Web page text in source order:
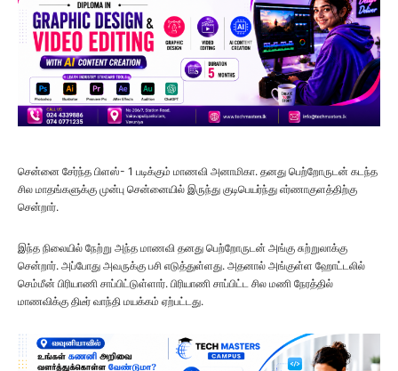
சென்னை சேர்ந்த பிளஸ்- 1 படிக்கும் மாணவி அனாமிகா. தனது பெற்றோருடன் கடந்த
சில மாதங்களுக்கு முன்பு சென்னையில் இருந்து குடிபெயர்ந்து எர்ணாகுளத்திற்கு
சென்றார்.
இந்த நிலையில் நேற்று அந்த மாணவி தனது பெற்றோருடன் அங்கு சுற்றுலாக்கு
சென்றார். அப்போது அவருக்கு பசி எடுத்துள்ளது. அதனால் அங்குள்ள ஹோட்டலில்
செம்மீன் பிரியாணி சாப்பிட்டுள்ளார். பிரியாணி சாப்பிட்ட சில மணி நேரத்தில்
மாணவிக்கு திடீர் வாந்தி மயக்கம் ஏற்பட்டது.